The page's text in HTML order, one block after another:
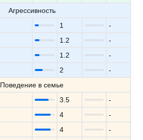
Агрессивность
1
-
1.2
-
1.2
-
2
-
Поведение в семье
3.5
-
4
-
4
-